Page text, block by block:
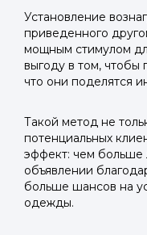
Установление
приведенного
мощным стимулом
выгоду в том, чтобы
что они поделятся
Такой метод не
потенциальных
эффект: чем больше
объявлении
больше шансов на
одежды.